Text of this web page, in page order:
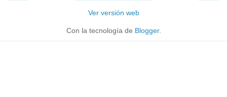
Ver versión web
Con la tecnología de Blogger.